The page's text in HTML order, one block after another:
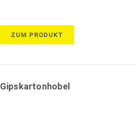
ZUM PRODUKT
Gipskartonhobel